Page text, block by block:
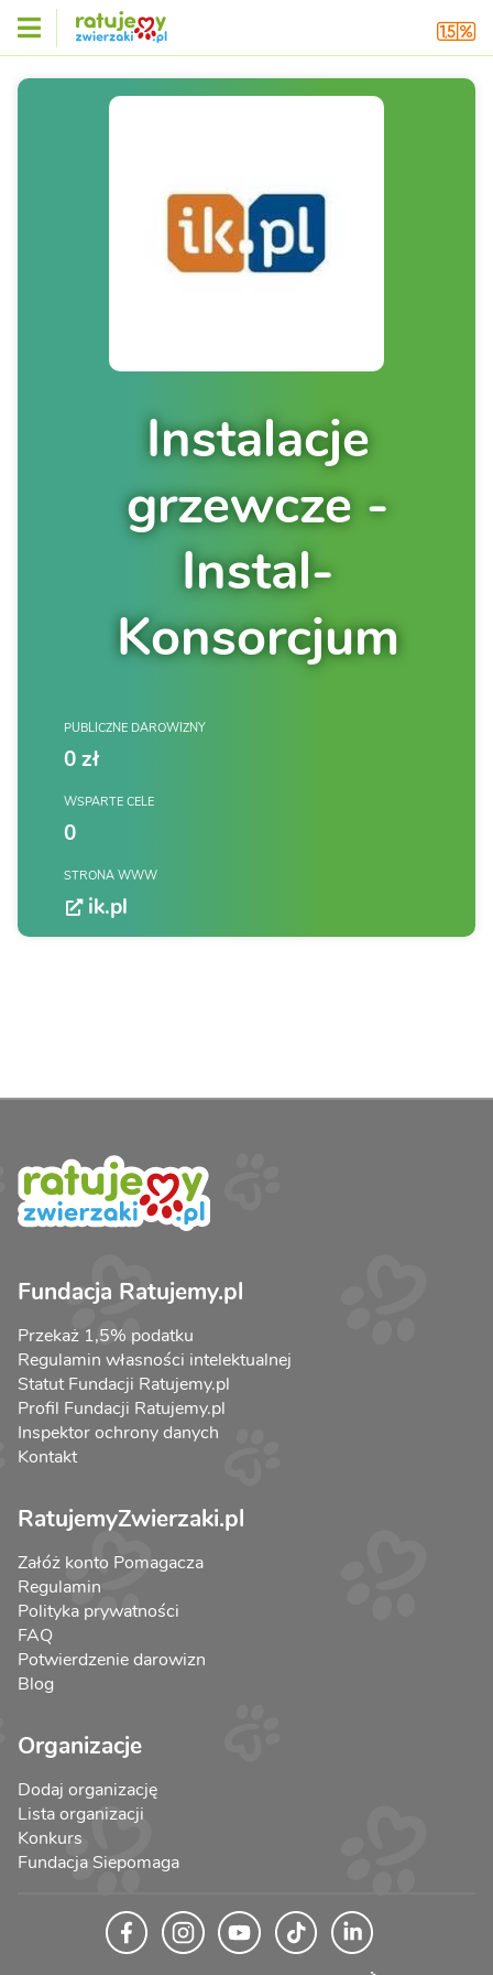
Instalacje
grzewcze -
Instal-
Konsorcjum
PUBLICZNE DAROWIZNY
0 zł
WSPARTE CELE
0
STRONA WWW
ik.pl
Fundacja Ratujemy.pl
Przekaż 1,5% podatku
Regulamin własności intelektualnej
Statut Fundacji Ratujemy.pl
Profil Fundacji Ratujemy.pl
Inspektor ochrony danych
Kontakt
RatujemyZwierzaki.pl
Załóż konto Pomagacza
Regulamin
Polityka prywatności
FAQ
Potwierdzenie darowizn
Blog
Organizacje
Dodaj organizację
Lista organizacji
Konkurs
Fundacja Siepomaga